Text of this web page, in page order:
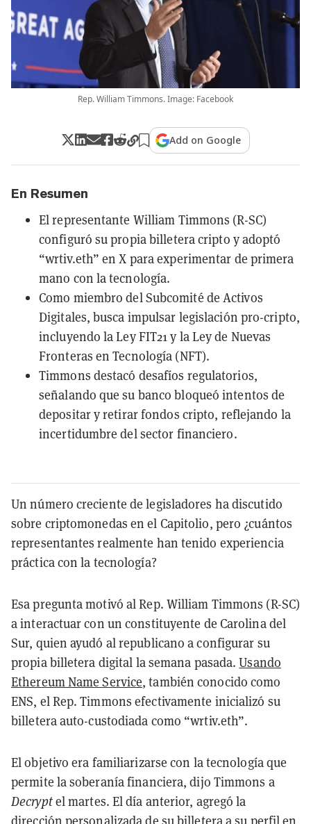
Rep. William Timmons. Image: Facebook
Add on Google
En Resumen
El representante William Timmons (R-SC)
configuró su propia billetera cripto y adoptó
“wrtiv.eth” en X para experimentar de primera
mano con la tecnología.
Como miembro del Subcomité de Activos
Digitales, busca impulsar legislación pro-cripto,
incluyendo la Ley FIT21 y la Ley de Nuevas
Fronteras en Tecnología (NFT).
Timmons destacó desafíos regulatorios,
señalando que su banco bloqueó intentos de
depositar y retirar fondos cripto, reflejando la
incertidumbre del sector financiero.
Un número creciente de legisladores ha discutido
sobre criptomonedas en el Capitolio, pero ¿cuántos
representantes realmente han tenido experiencia
práctica con la tecnología?
Esa pregunta motivó al Rep. William Timmons (R-SC)
a interactuar con un constituyente de Carolina del
Sur, quien ayudó al republicano a configurar su
propia billetera digital la semana pasada.Usando
Ethereum Name Service, también conocido como
ENS, el Rep. Timmons efectivamente inicializó su
billetera auto-custodiada como “wrtiv.eth”.
El objetivo era familiarizarse con la tecnología que
permite la soberanía financiera, dijo Timmons a
Decryptel martes. El día anterior, agregó la